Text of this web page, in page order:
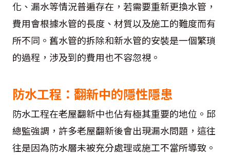
化、漏水等情況普遍存在，若需要重新更換水管，
費用會根據水管的長度、材質以及施工的難度而有
所不同。舊水管的拆除和新水管的安裝是一個繁瑣
的過程，涉及到的費用也不容忽視。
防水工程：翻新中的隱性隱患
防水工程在老屋翻新中也佔有極其重要的地位。邱
總監強調，許多老屋翻新後會出現漏水問題，這往
往是因為防水層未被充分處理或施工不當所導致。